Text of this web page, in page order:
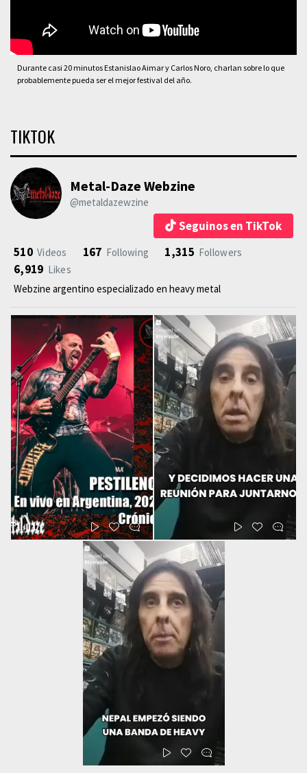
Durante casi 20 minutos Estanislao Aimar y Carlos Noro, charlan sobre lo que
probablemente pueda ser el mejor festival del año.
TIKTOK
Metal-Daze Webzine
@metaldazewzine
Seguinos en TikTok
510 Videos 167 Following 1,315 Followers
6,919 Likes
Webzine argentino especializado en heavy metal